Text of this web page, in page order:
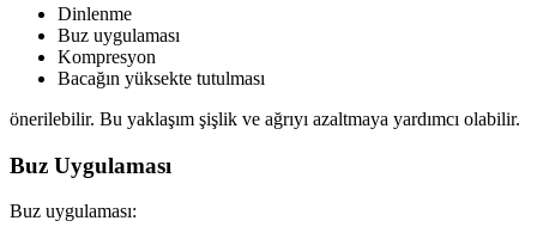
Dinlenme
Buz uygulaması
Kompresyon
Bacağın yüksekte tutulması
önerilebilir. Bu yaklaşım şişlik ve ağrıyı azaltmaya yardımcı olabilir.
Buz Uygulaması
Buz uygulaması: